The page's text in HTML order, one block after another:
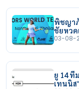
พิชญา
ชัยหวด
03-08-
ยู 14 ที
เทนนิส